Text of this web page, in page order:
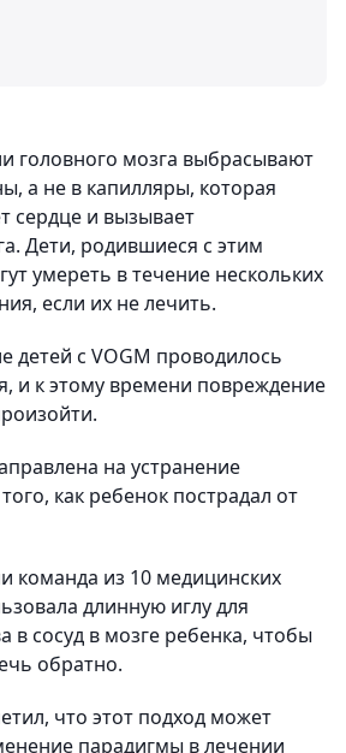
головного мозга выбрасывают
а не в капилляры, которая
сердце и вызывает
Дети, родившиеся с этим
умереть в течение нескольких
если их не лечить.
детей с VOGM проводилось
и к этому времени повреждение
на устранение
как ребенок пострадал от
команда из 10 медицинских
длинную иглу для
в сосуд в мозге ребенка, чтобы
обратно.
что этот подход может
парадигмы в лечении